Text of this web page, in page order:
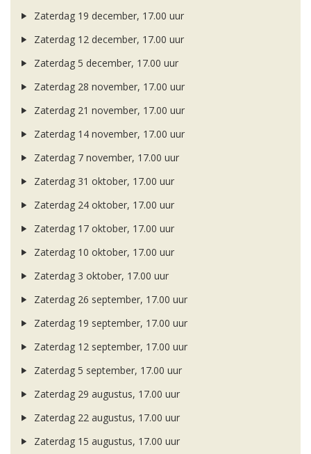
Zaterdag 19 december, 17.00 uur
Zaterdag 12 december, 17.00 uur
Zaterdag 5 december, 17.00 uur
Zaterdag 28 november, 17.00 uur
Zaterdag 21 november, 17.00 uur
Zaterdag 14 november, 17.00 uur
Zaterdag 7 november, 17.00 uur
Zaterdag 31 oktober, 17.00 uur
Zaterdag 24 oktober, 17.00 uur
Zaterdag 17 oktober, 17.00 uur
Zaterdag 10 oktober, 17.00 uur
Zaterdag 3 oktober, 17.00 uur
Zaterdag 26 september, 17.00 uur
Zaterdag 19 september, 17.00 uur
Zaterdag 12 september, 17.00 uur
Zaterdag 5 september, 17.00 uur
Zaterdag 29 augustus, 17.00 uur
Zaterdag 22 augustus, 17.00 uur
Zaterdag 15 augustus, 17.00 uur